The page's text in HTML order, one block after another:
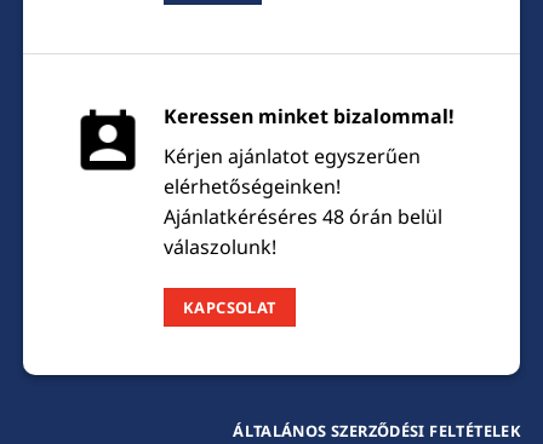
Keressen minket bizalommal!
Kérjen ajánlatot egyszerűen
elérhetőségeinken!
Ajánlatkéréséres 48 órán belül
válaszolunk!
KAPCSOLAT
ÁLTALÁNOS SZERZŐDÉSI FELTÉTELEK